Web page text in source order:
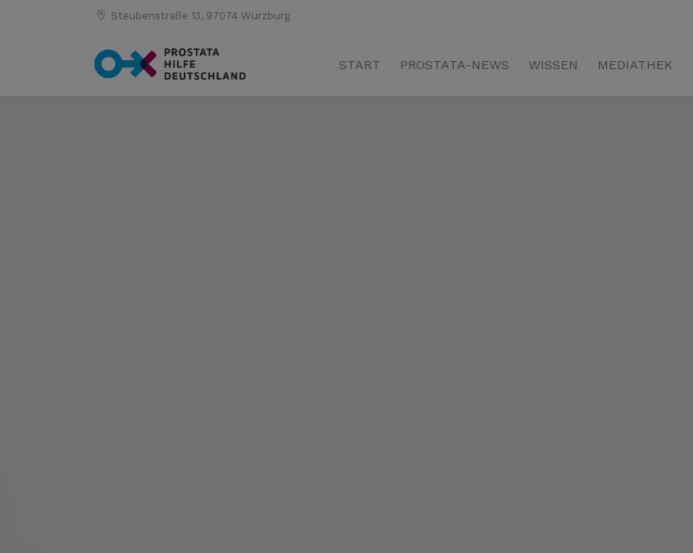
Steubenstraße 13, 97074 Würzburg
START PROSTATA-NEWS WISSEN MEDIATHEK